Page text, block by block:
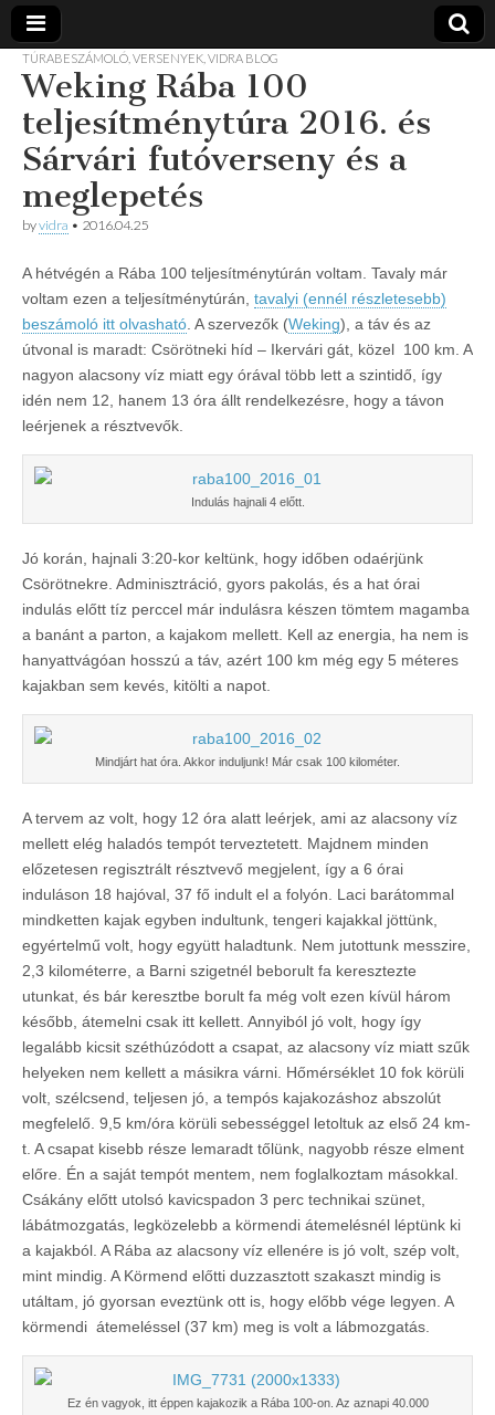
Vidra
Vízitúra
… vízitúra
szervezés,
vadvíz,
kajakoktatás,
kajak-kenu
vidraságok…
TÚRABESZÁMOLÓ VERSENYEK VIDRA BLOG
Weking Rába 100
teljesítménytúra 2016. és
Sárvári futóverseny és a
meglepetés
byvidra • 2016.04.25
A hétvégén a Rába 100 teljesítménytúrán voltam. Tavaly már
voltam ezen a teljesítménytúrán, tavalyi (ennél részletesebb)
beszámoló itt olvasható . A szervezők (Weking), a táv és az
útvonal is maradt: Csörötneki híd – Ikervári gát, közel 100 km. A
nagyon alacsony víz miatt egy órával több lett a szintidő, így
idén nem 12, hanem 13 óra állt rendelkezésre, hogy a távon
leérjenek a résztvevők.
Indulás hajnali 4 előtt.
Jó korán, hajnali 3:20-kor keltünk, hogy időben odaérjünk
Csörötnekre. Adminisztráció, gyors pakolás, és a hat órai
indulás előtt tíz perccel már indulásra készen tömtem magamba
a banánt a parton, a kajakom mellett. Kell az energia, ha nem is
hanyattvágóan hosszú a táv, azért 100 km még egy 5 méteres
kajakban sem kevés, kitölti a napot.
Mindjárt hat óra. Akkor induljunk! Már csak 100 kilométer.
A tervem az volt, hogy 12 óra alatt leérjek, ami az alacsony víz
mellett elég haladós tempót terveztetett. Majdnem minden
előzetesen regisztrált résztvevő megjelent, így a 6 órai
induláson 18 hajóval, 37 fő indult el a folyón. Laci barátommal
mindketten kajak egyben indultunk, tengeri kajakkal jöttünk,
egyértelmű volt, hogy együtt haladtunk. Nem jutottunk messzire,
2,3 kilométerre, a Barni szigetnél beborult fa keresztezte
utunkat, és bár keresztbe borult fa még volt ezen kívül három
később, átemelni csak itt kellett. Annyiból jó volt, hogy így
legalább kicsit széthúzódott a csapat, az alacsony víz miatt szűk
helyeken nem kellett a másikra várni. Hőmérséklet 10 fok körüli
volt, szélcsend, teljesen jó, a tempós kajakozáshoz abszolút
megfelelő. 9,5 km/óra körüli sebességgel letoltuk az első 24 km-
t. A csapat kisebb része lemaradt tőlünk, nagyobb része elment
előre. Én a saját tempót mentem, nem foglalkoztam másokkal.
Csákány előtt utolsó kavicspadon 3 perc technikai szünet,
lábátmozgatás, legközelebb a körmendi átemelésnél léptünk ki
a kajakból. A Rába az alacsony víz ellenére is jó volt, szép volt,
mint mindig. A Körmend előtti duzzasztott szakaszt mindig is
utáltam, jó gyorsan eveztünk ott is, hogy előbb vége legyen. A
körmendi átemeléssel (37 km) meg is volt a lábmozgatás.
Ez én vagyok, itt éppen kajakozik a Rába 100-on. Az aznapi 40.000